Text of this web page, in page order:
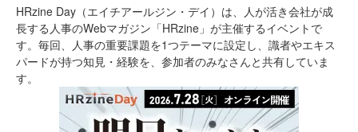
HRzine Day（エイチアールジン・デイ）は、人が活き会社が成
長する人事のWebマガジン「HRzine」が主催するイベントで
す。毎回、人事の重要課題を1つテーマに設定し、識者やエキス
パードが持つ知見・経験を、参加者のみなさんと共有していま
す。